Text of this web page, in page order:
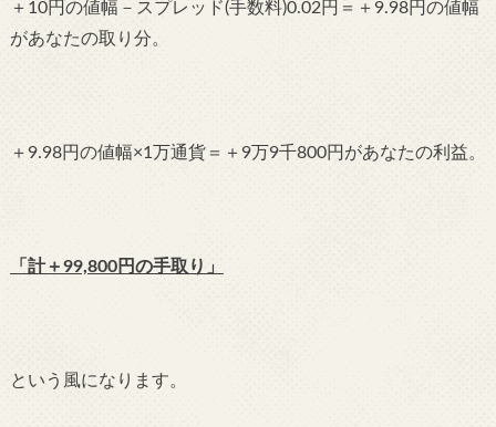
＋10円の値幅－スプレッド(手数料)0.02円＝＋9.98円の値幅
があなたの取り分。
＋9.98円の値幅×1万通貨＝＋9万9千800円があなたの利益。
「計＋99,800円の手取り」
という風になります。